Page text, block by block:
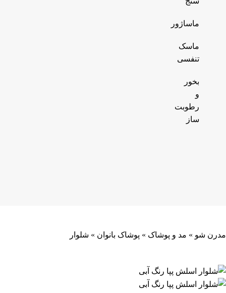
ماساژور
ماسک
تنفسی
بخور
و
رطوبت
ساز
مدرن شو » مد و پوشاک » پوشاک بانوان » شلوار